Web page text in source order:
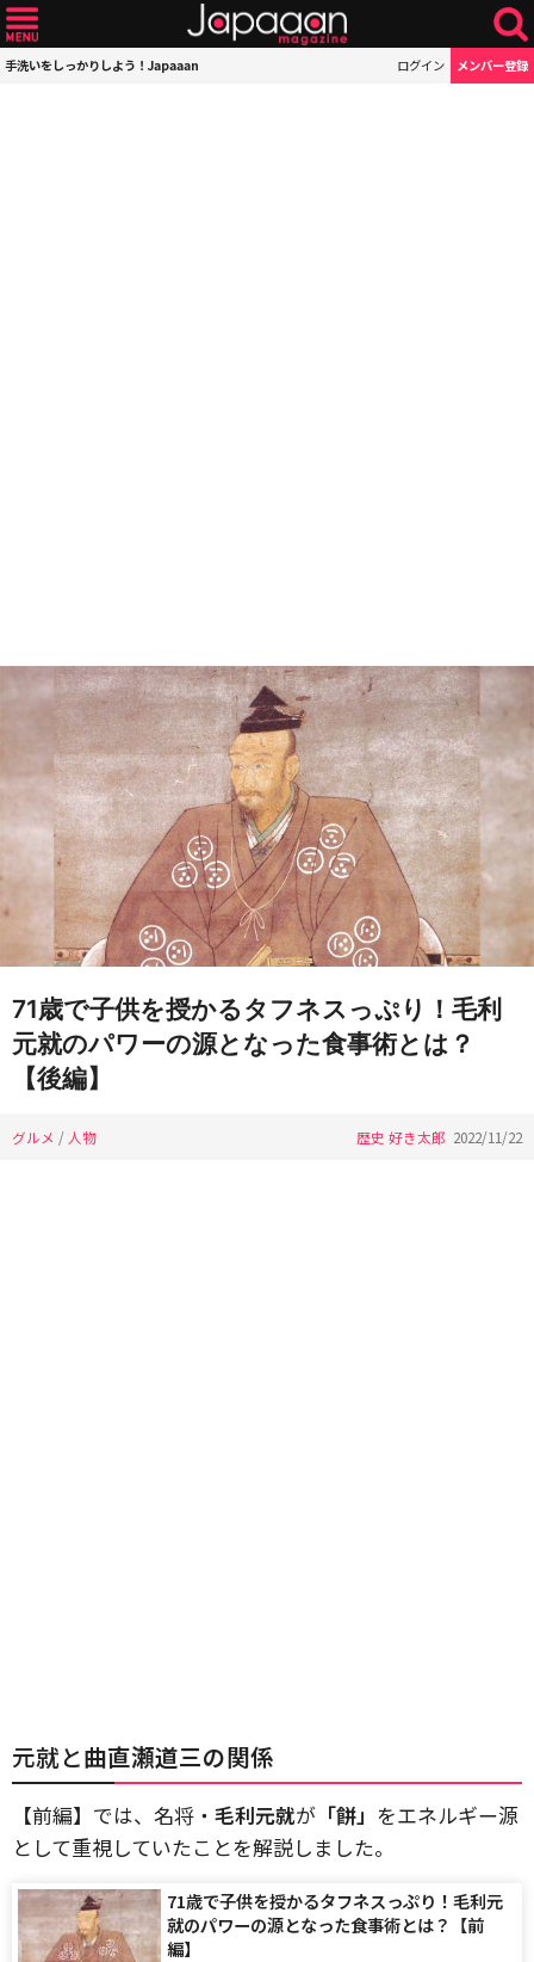
手洗いをしっかりしよう！Japaaan ログイン メンバー登録
71歳で子供を授かるタフネスっぷり！毛利
元就のパワーの源となった食事術とは？
【後編】
グルメ / 人物 歴史 好き太郎 2022/11/22
元就と曲直瀬道三の関係
【前編】では、名将・ 毛利元就が 「餅」 をエネルギー源
として重視していたことを解説しました。
71歳で子供を授かるタフネスっぷり！毛利元
就のパワーの源となった食事術とは？【前
編】